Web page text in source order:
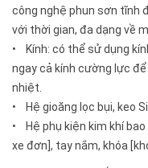
công nghệ phun sơn tĩnh
với thời gian, đa dạng về
• Kính: có thể sử dụng
ngay cả kính cường lực
nhiệt.
• Hệ gioăng lọc bụi, keo
• Hệ phụ kiện kim khí
xe đơn], tay nắm, khóa